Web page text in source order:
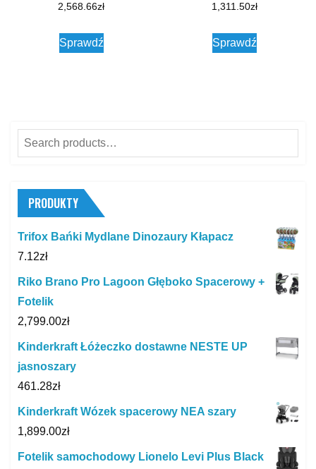
2,568.66zł
Sprawdź
1,311.50zł
Sprawdź
Search
for:
PRODUKTY
Trifox Bańki Mydlane Dinozaury Kłapacz
7.12zł
Riko Brano Pro Lagoon Głęboko Spacerowy +
Fotelik
2,799.00zł
Kinderkraft Łóżeczko dostawne NESTE UP
jasnoszary
461.28zł
Kinderkraft Wózek spacerowy NEA szary
1,899.00zł
Fotelik samochodowy Lionelo Levi Plus Black